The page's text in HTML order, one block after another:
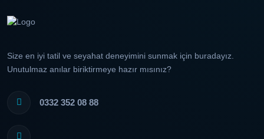
Size en iyi tatil ve seyahat deneyimini sunmak için buradayız.
Unutulmaz anılar biriktirmeye hazır mısınız?
0332 352 08 88